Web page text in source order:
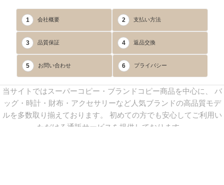
1 会社概要 2 支払い方法
3 品質保証 4 返品交換
5 お問い合わせ 6 プライバシー
当サイトではスーパーコピー・ブランドコピー商品を中心に、 バ
ッグ・時計・財布・アクセサリーなど人気ブランドの高品質モデ
ルを多数取り揃えております。 初めての方でも安心してご利用い
ただける通販サービスを提供しております。